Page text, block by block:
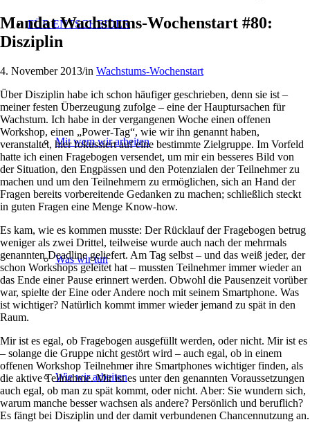
FÜR ENTSCHEIDER
Mit wem wir arbeiten
Was wir tun
Wie wir arbeiten
Mandat Wachstums-Wochenstart #80:
Disziplin
4. November 2013/in Wachstums-Wochenstart
Über Disziplin habe ich schon häufiger geschrieben, denn sie ist –
meiner festen Überzeugung zufolge – eine der Hauptursachen für
Wachstum. Ich habe in der vergangenen Woche einen offenen
Workshop, einen „Power-Tag“, wie wir ihn genannt haben,
veranstaltet, hier fokussiert auf eine bestimmte Zielgruppe. Im Vorfeld
hatte ich einen Fragebogen versendet, um mir ein besseres Bild von
der Situation, den Engpässen und den Potenzialen der Teilnehmer zu
machen und um den Teilnehmern zu ermöglichen, sich an Hand der
Fragen bereits vorbereitende Gedanken zu machen; schließlich steckt
in guten Fragen eine Menge Know-how.
Es kam, wie es kommen musste: Der Rücklauf der Fragebogen betrug
weniger als zwei Drittel, teilweise wurde auch nach der mehrmals
genannten Deadline geliefert. Am Tag selbst – und das weiß jeder, der
schon Workshops geleitet hat – mussten Teilnehmer immer wieder an
das Ende einer Pause erinnert werden. Obwohl die Pausenzeit vorüber
war, spielte der Eine oder Andere noch mit seinem Smartphone. Was
ist wichtiger? Natürlich kommt immer wieder jemand zu spät in den
Raum.
Mir ist es egal, ob Fragebogen ausgefüllt werden, oder nicht. Mir ist es
– solange die Gruppe nicht gestört wird – auch egal, ob in einem
offenen Workshop Teilnehmer ihre Smartphones wichtiger finden, als
die aktive Teilnahme. Mir ist es unter den genannten Voraussetzungen
auch egal, ob man zu spät kommt, oder nicht. Aber: Sie wundern sich,
warum manche besser wachsen als andere? Persönlich und beruflich?
Es fängt bei Disziplin und der damit verbundenen Chancennutzung an.